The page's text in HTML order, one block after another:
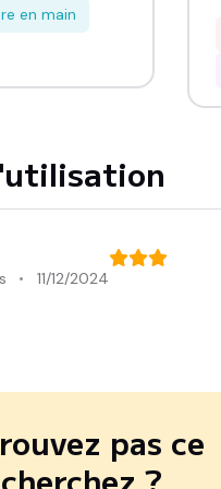
en main
11/12/2024
pas ce